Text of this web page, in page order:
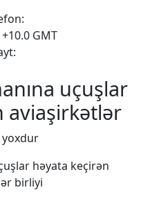
GMT
uçuşlar
aviaşirkətlər
həyata keçirən
birliyi